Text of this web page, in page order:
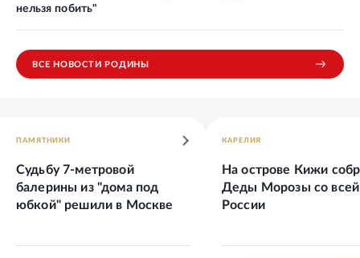
нельзя побить"
ВСЕ НОВОСТИ РОДИНЫ
ПАМЯТНИКИ
Судьбу 7-метровой
балерины из "дома под
юбкой" решили в Москве
КАРЕЛИЯ
На острове Кижи
Деды Морозы со всей
России